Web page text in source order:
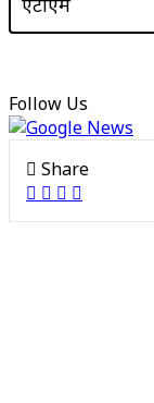
Follow Us
Share
Facebook
X WhatsApp